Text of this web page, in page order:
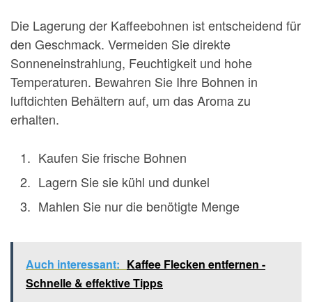
Die Lagerung der Kaffeebohnen ist entscheidend für
den Geschmack. Vermeiden Sie direkte
Sonneneinstrahlung, Feuchtigkeit und hohe
Temperaturen. Bewahren Sie Ihre Bohnen in
luftdichten Behältern auf, um das Aroma zu
erhalten.
Kaufen Sie frische Bohnen
Lagern Sie sie kühl und dunkel
Mahlen Sie nur die benötigte Menge
Auch interessant: Kaffee Flecken entfernen -
Schnelle & effektive Tipps